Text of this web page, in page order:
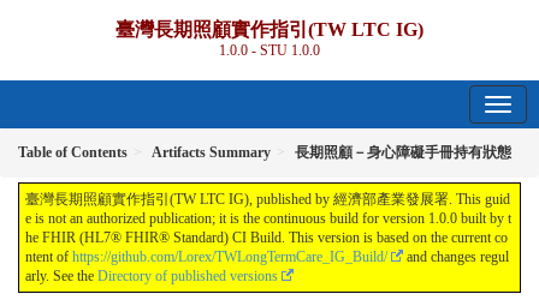
臺灣長期照顧實作指引(TW LTC IG)
1.0.0 - STU 1.0.0
Table of Contents Artifacts Summary 長期照顧－身心障礙手冊持有狀態
臺灣長期照顧實作指引(TW LTC IG), published by 經濟部產業發展署. This guid
e is not an authorized publication; it is the continuous build for version 1.0.0 built by t
he FHIR (HL7® FHIR® Standard) CI Build. This version is based on the current co
ntent of https://github.com/Lorex/TWLongTermCare_IG_Build/
and changes regul
arly. See the Directory of published versions